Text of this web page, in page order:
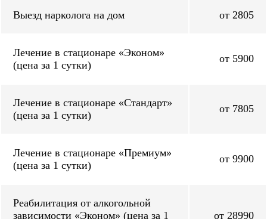
Выезд нарколога на дом от 2805
Лечение в стационаре «Эконом»
(цена за 1 сутки)
от 5900
Лечение в стационаре «Стандарт»
(цена за 1 сутки)
от 7805
Лечение в стационаре «Премиум»
(цена за 1 сутки)
от 9900
Реабилитация от алкогольной
зависимости «Эконом» (цена за 1
от 28990